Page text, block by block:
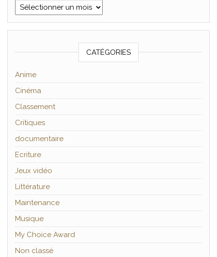
Archives
CATÉGORIES
Anime
Cinéma
Classement
Critiques
documentaire
Ecriture
Jeux vidéo
Littérature
Maintenance
Musique
My Choice Award
Non classé